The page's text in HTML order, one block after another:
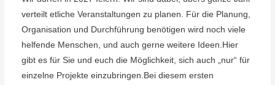
verteilt etliche Veranstaltungen zu planen. Für die Planung,
Organisation und Durchführung benötigen wird noch viele
helfende Menschen, und auch gerne weitere Ideen.Hier
gibt es für Sie und euch die Möglichkeit, sich auch „nur“ für
einzelne Projekte einzubringen.Bei diesem ersten